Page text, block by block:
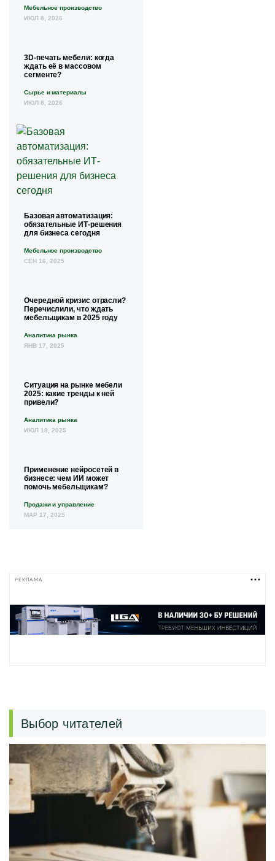
Мебельное производство
ИЮЛ 8, 2026
3D-печать мебели: когда
ждать её в массовом
сегменте?
Сырье и материалы
ИЮЛ 8, 2026
Базовая автоматизация:
обязательные ИТ-решения
для бизнеса сегодня
Мебельное производство
СЕН 16, 2025
Очередной кризис отрасли?
Перечислили, что ждать
мебельщикам в 2025 году
Аналитика рынка
ЯНВ 17, 2025
Ситуация на рынке мебели
2025: какие тренды к ней
привели?
Аналитика рынка
ИЮЛ 18, 2025
Применение нейросетей в
бизнесе: чем ИИ может
помочь мебельщикам?
Продажи и управление
МАР 17, 2025
РЕКЛАМА
Выбор читателей